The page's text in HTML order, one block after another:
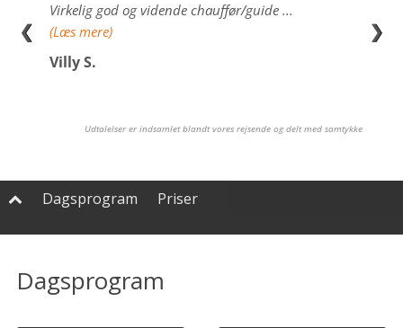
Virkelig god og vidende chauffør/guide ...
(Læs mere)
Villy S.
❮ ❯
Udtalelser er indsamlet blandt vores rejsende og delt med samtykke
 Dagsprogram Priser
Dagsprogram